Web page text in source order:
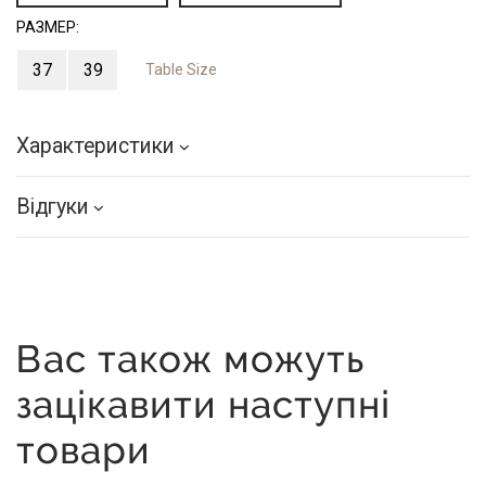
РАЗМЕР:
37 39 Table Size
Характеристики
Відгуки
Вас також можуть
зацікавити наступні
товари